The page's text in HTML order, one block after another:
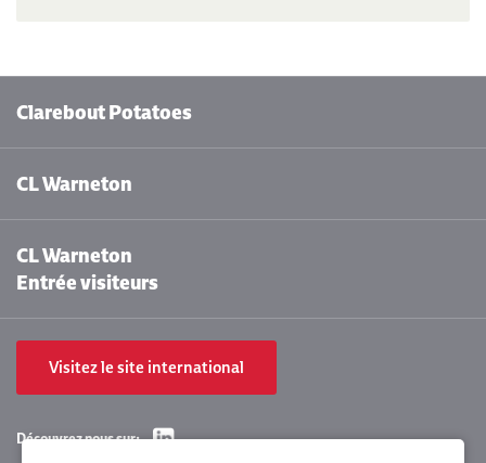
Clarebout Potatoes
CL Warneton
CL Warneton
Entrée visiteurs
Visitez le site international
Découvrez nous sur: